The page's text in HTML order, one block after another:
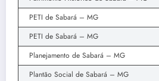
PETI de Sabará – MG
PETI de Sabará – MG
Planejamento de Sabará – MG
Plantão Social de Sabará – MG